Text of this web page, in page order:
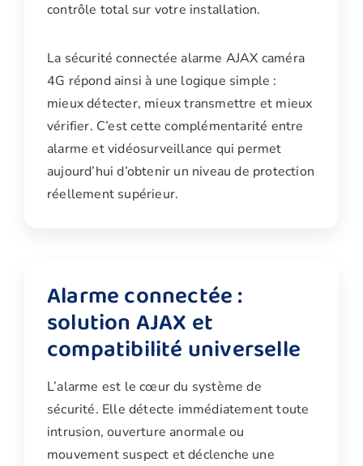
contrôle total sur votre installation.
La sécurité connectée alarme AJAX caméra
4G répond ainsi à une logique simple :
mieux détecter, mieux transmettre et mieux
vérifier. C’est cette complémentarité entre
alarme et vidéosurveillance qui permet
aujourd’hui d’obtenir un niveau de protection
réellement supérieur.
Alarme connectée :
solution AJAX et
compatibilité universelle
L’alarme est le cœur du système de
sécurité. Elle détecte immédiatement toute
intrusion, ouverture anormale ou
mouvement suspect et déclenche une